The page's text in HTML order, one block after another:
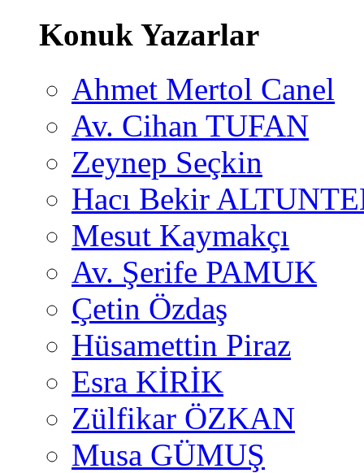
Konuk Yazarlar
Ahmet Mertol Canel
Av. Cihan TUFAN
Zeynep Seçkin
Hacı Bekir
Mesut Kaymakçı
Av. Şerife PAMUK
Çetin Özdaş
Hüsamettin Piraz
Esra KİRİK
Zülfikar ÖZKAN
Musa GÜMUŞ